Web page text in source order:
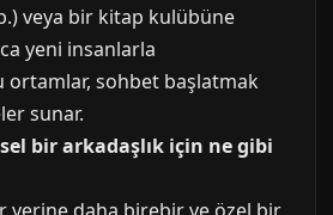
veya bir kitap kulübüne
yeni insanlarla
ortamlar, sohbet başlatmak
sunar.
bir arkadaşlık için ne gibi